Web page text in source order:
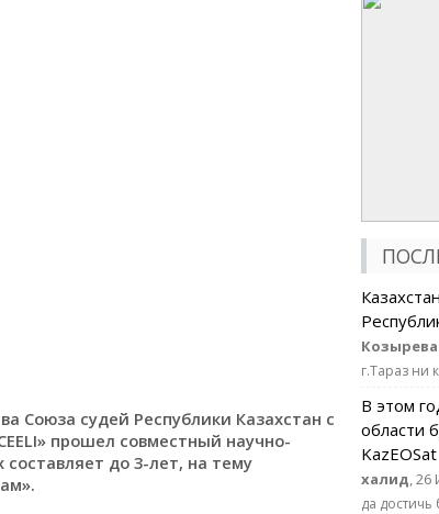
Союза судей Республики Казахстан с
прошел совместный научно-
до 3-лет, на тему
г.Тараз ни
В этом
области
KazEOSat
халид, 26
да